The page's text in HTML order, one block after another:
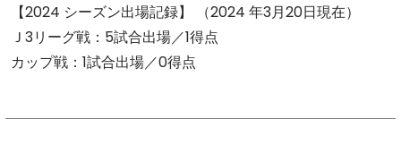
【2024 シーズン出場記録】 （2024 年3月20日現在）
Ｊ3リーグ戦：5試合出場／1得点
カップ戦：1試合出場／0得点